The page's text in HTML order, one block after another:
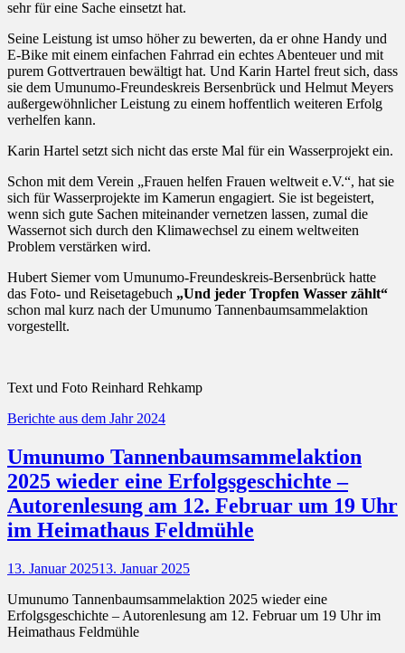
sehr für eine Sache einsetzt hat.
Seine Leistung ist umso höher zu bewerten, da er ohne Handy und
E-Bike mit einem einfachen Fahrrad ein echtes Abenteuer und mit
purem Gottvertrauen bewältigt hat. Und Karin Hartel freut sich, dass
sie dem Umunumo-Freundeskreis Bersenbrück und Helmut Meyers
außergewöhnlicher Leistung zu einem hoffentlich weiteren Erfolg
verhelfen kann.
Karin Hartel setzt sich nicht das erste Mal für ein Wasserprojekt ein.
Schon mit dem Verein „Frauen helfen Frauen weltweit e.V.“, hat sie
sich für Wasserprojekte im Kamerun engagiert. Sie ist begeistert,
wenn sich gute Sachen miteinander vernetzen lassen, zumal die
Wassernot sich durch den Klimawechsel zu einem weltweiten
Problem verstärken wird.
Hubert Siemer vom Umunumo-Freundeskreis-Bersenbrück hatte
das Foto- und Reisetagebuch „Und jeder Tropfen Wasser zählt“
schon mal kurz nach der Umunumo Tannenbaumsammelaktion
vorgestellt.
Text und Foto Reinhard Rehkamp
Kategorien
Berichte aus dem Jahr 2024
Umunumo Tannenbaumsammelaktion
2025 wieder eine Erfolgsgeschichte –
Autorenlesung am 12. Februar um 19 Uhr
im Heimathaus Feldmühle
Posted
13. Januar 202513. Januar 2025
Umunumo Tannenbaumsammelaktion 2025 wieder eine
Erfolgsgeschichte – Autorenlesung am 12. Februar um 19 Uhr im
Heimathaus Feldmühle